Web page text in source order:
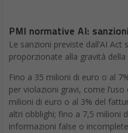
PMI normative AI: sanzioni
Le sanzioni previste dall’AI
proporzionate alla gravità della
Fino a 35 milioni di euro o al
per violazioni gravi, come
milioni di euro o al 3% del
altri obblighi; fino a 7,5 milioni
informazioni false o